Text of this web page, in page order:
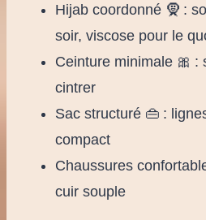
Hijab coordonné 🧕 :
soir, viscose pour le
Ceinture minimale 🎀 :
cintrer
Sac structuré 👜 :
compact
Chaussures
cuir souple